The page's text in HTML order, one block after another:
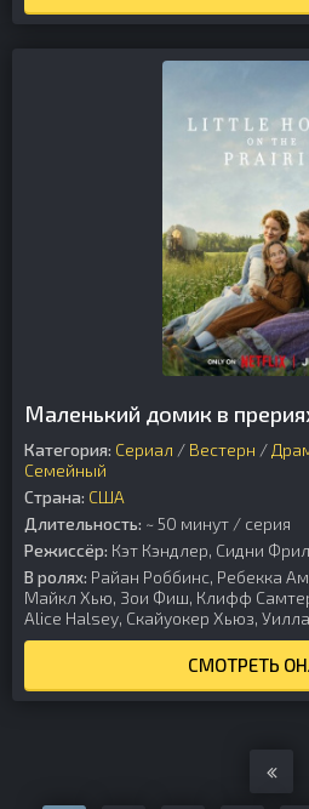
Маленький домик в
Категория: Сериал / Вестерн /
Семейный
Страна: США
Длительность: ~ 50 минут / серия
Режиссёр: Кэт Кэндлер, Сидни
В ролях: Райан Роббинс, Ребекка
Майкл Хью, Зои Фиш, Клифф
Alice Halsey, Скайуокер Хьюз,
СМОТРЕТЬ